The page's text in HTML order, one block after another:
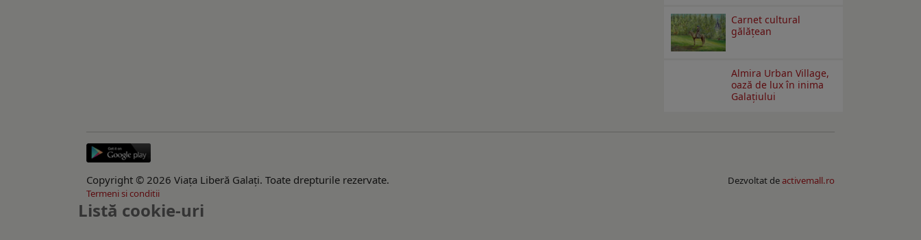
Carnet cultural
gălăţean
Almira Urban Village,
oază de lux în inima
Galațiului
Copyright © 2026 Viaţa Liberă Galaţi. Toate drepturile rezervate. Dezvoltat deactivemall.ro
Termeni si conditii
Listă cookie-uri